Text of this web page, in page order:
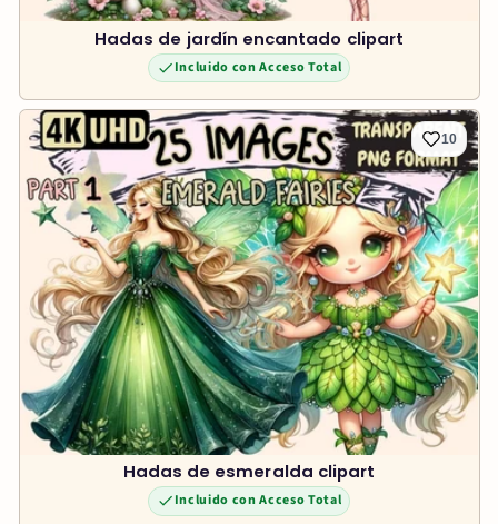
Hadas de jardín encantado clipart
Incluido con Acceso Total
10
Hadas de esmeralda clipart
Incluido con Acceso Total